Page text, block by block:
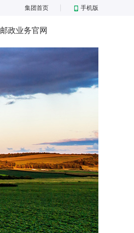
集团首页 手机版
政业务官网